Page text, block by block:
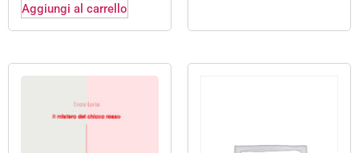
Aggiungi al carrello